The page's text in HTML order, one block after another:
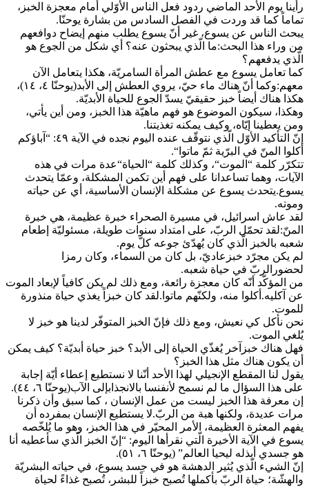
رأينا يوم الأحد الماضي ردود فعل الناس الأوّلي أمام معجزة الخبز،
تماماً كما قد وردت في الفصل السادس من بشارة يوحنّا.
يبحث الناس عن يسوع، غير أنّ يسوع يطلب منهم إيضاح دوافعهم
من وراء هذا البحث:ما الّذي يبحثون عنه؟ أي شكل من الجوع هو
الّذي يدفعهم؟
كما تعامل يسوع مع عطش المرأة السامريّة، هكذا يتعامل الآن
معهم:وكما أنّ هناك ماء حيّ، يروي العطش إلى الأبد(يوحنّا ٤، ١٤)،
هكذا هناك أيضاً خبز حقيقيّ يسدّ الجوع للحياة الأبديّة.
وهكذا، سيكون الموضوع هو فهم ماهيّة هذا الخبز، ومن أين يأتي،
ومن يعطينا إيّاه، وكيف يمكنه تغذيتنا.
إنّ التأكيد الأوّل الّذي نتوقّف عنده اليوم نجده في الآية ٤٩: “آباؤكم
أكلوا المنّ في البرّية ثمّ ماتوا“.
تتكرّر كلمة “الموت“، وكذلك كلمة “الحياة“عدة مرات في هذه
الآيات، وهما تساعدانا على فهم أين تكمن المشكلة، وعمّا يتحدث
يسوع.يتحدث يسوع عن مشكلة الإنسان الأساسية، أي عن حياته
وموته.
لقد عاش اسرائيل، في مسيرة الصحراء خبرة عظيمة، هي خبرة
المنّ:لقد تحمّل الربّ، على امتداد سنوات طويلة، مسئوليّة إطعام
شعبه بالخبز الّذي كان يُهدّئ جوعه كلّ يوم.
لم يكن مجرّد خبزعاديّ، بل كان من السماء، وكان رمزا
لحضورالربّ في حياة شعبه.
من المؤكّد أنّه كان معجزة رائعة، ومع ذلك لم يكن كافياً لإبعاد الموت
عن آكليه.أكلوا منه، ولكنّهم ماتوا.لقد كان خبزاً يغذي حياة منذورة
للموت.
نحن نأكل كي نعيش، ومع ذلك فإنّ الخبز المتوفّر لدينا هو خبز لا
يُلغي الموت.
فهل هناك خبزآخر يُغذّي الحياة إلى الأبد؟ خبز حياة أبديّة؟ كيف يمكن
أن يكون هناك مثل هذا الخبز؟
يقول لنا المقطع الإنجيلي لهذا الأحد أنّنا لا نستطيع إعطاء أيّة إجابة
على هذا السؤال ما لم نسمح لأنفنسا بالانجذابإلى الآب(يوحنّا ٦، ٤٤).
إن معرفة هذا الخبز ليست من عمل الإنسان ، كما سبق وأن ذكرنا
مرات عديدة، ولكنها هبة من الربّ.لا يستطيع الإنسان بمفرده أن
يفهم المعثرة العظيمة، الأمر المحيّر في هذا الخبز، وهو ما يُلخّصه
يسوع في الآية الأخيرة الّتي نقرأها اليوم: “إنّ الخبز الّذي سأعطيه أنا
هو جسدي أبذله ليحيا العالم” (يوحنّا ٦، ٥١).
إنّ الشيء الّذي يُثير الدهشة هو في جسد يسوع، في حياته البشريّة
والهشّة؛ حياة الربّ بأكملها تُصبح خبزاً للبشر، تُصبح غذاءً لحياة